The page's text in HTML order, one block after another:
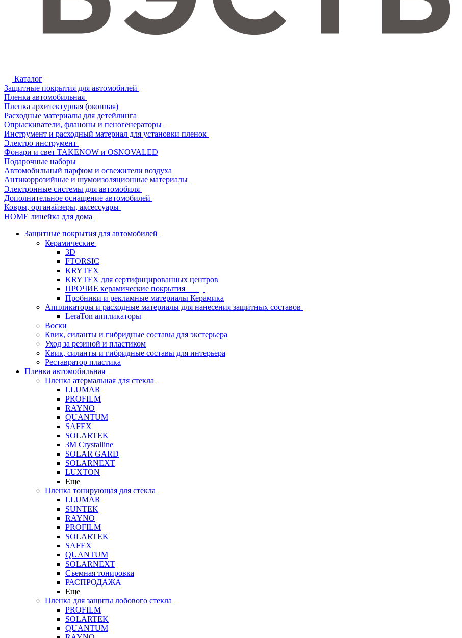
Каталог
Защитные покрытия для автомобилей
Пленка автомобильная
Пленка архитектурная (оконная)
Расходные материалы для детейлинга
Опрыскиватели, фланоны и пеногенераторы
Инструмент и расходный материал для установки пленок
Электро инструмент
Фонари и свет TAKENOW и OSNOVALED
Подарочные наборы
Автомобильный парфюм и освежители воздуха
Антикоррозийные и шумоизоляционные материалы
Электронные системы для автомобиля
Дополнительное оснащение автомобилей
Ковры, органайзеры, аксессуары
HOME линейка для дома
Защитные покрытия для автомобилей
Керамические
3D
FTORSIC
KRYTEX
KRYTEX для сертифицированных центров
ПРОЧИЕ керамические покрытия
Пробники и рекламные материалы Керамика
Аппликаторы и расходные материалы для нанесения защитных составов
LeraTon аппликаторы
Воски
Квик, силанты и гибридные составы для экстерьера
Уход за резиной и пластиком
Квик, силанты и гибридные составы для интерьера
Реставратор пластика
Пленка автомобильная
Пленка атермальная для стекла
LLUMAR
PROFILM
RAYNO
QUANTUM
SAFEX
SOLARTEK
3M Crystalline
SOLAR GARD
SOLARNEXT
LUXTON
Еще
Пленка тонирующая для стекла
LLUMAR
SUNTEK
RAYNO
PROFILM
SOLARTEK
SAFEX
QUANTUM
SOLARNEXT
Съемная тонировка
РАСПРОДАЖА
Еще
Пленка для защиты лобового стекла
PROFILM
SOLARTEK
QUANTUM